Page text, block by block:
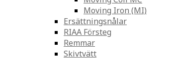
Moving Iron (MI)
Ersättningsnålar
RIAA Försteg
Remmar
Skivtvätt